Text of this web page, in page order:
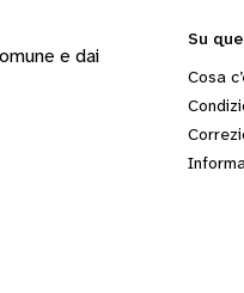
e dai
Su
Cosa